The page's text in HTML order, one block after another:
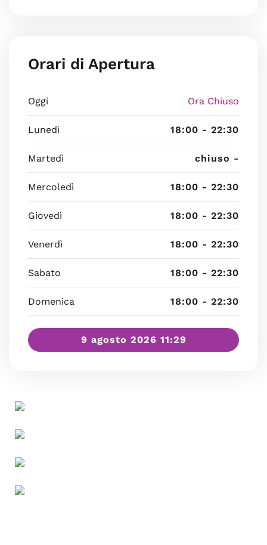
Orari di Apertura
Oggi Ora Chiuso
Lunedì 18:00 - 22:30
Martedì chiuso -
Mercoledì 18:00 - 22:30
Giovedì 18:00 - 22:30
Venerdì 18:00 - 22:30
Sabato 18:00 - 22:30
Domenica 18:00 - 22:30
9 agosto 2026 11:29